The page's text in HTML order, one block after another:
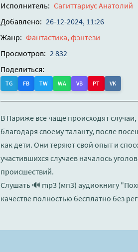
Исполнитель: Сагиттариус Анатолий
Добавлено: 26-12-2024, 11:26
Жанр: Фантастика, фэнтези
Просмотров: 2 832
Поделиться:
TG FB TW WA VB PT VK
В Париже все чаще происходят
благодаря своему таланту, после
как дети. Они теряют свой опыт и
участившихся случаев началось
происшествий.
Слушать 🔊 mp3 (мп3) аудиокнигу
качестве полностью бесплатно без